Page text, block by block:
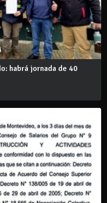
habrá jornada de 40